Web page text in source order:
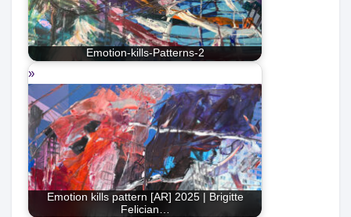
Emotion-kills-Patterns-2
Emotion kills pattern [AR] 2025 | Brigitte
Felician…